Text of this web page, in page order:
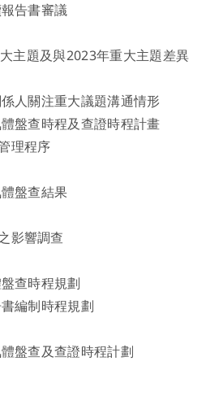
告書審議
主題及與2023年重大主題差異
人關注重大議題溝通情形
盤查時程及查證時程計畫
理程序
盤查結果
影響調查
查時程規劃
編制時程規劃
盤查及查證時程計劃